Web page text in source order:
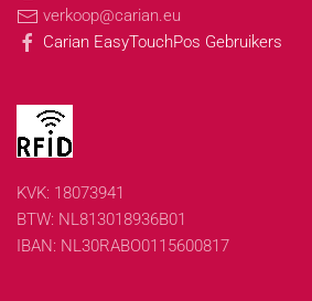
verkoop@carian.eu
Carian EasyTouchPos Gebruikers
KVK: 18073941
BTW: NL813018936B01
IBAN: NL30RABO0115600817